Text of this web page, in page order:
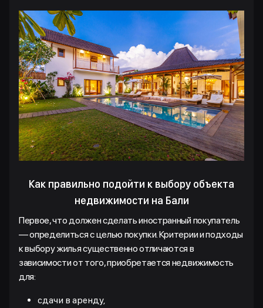
Как правильно подойти к выбору объекта
недвижимости на Бали
Первое, что должен сделать иностранный покупатель
— определиться с целью покупки. Критерии и подходы
к выбору жилья существенно отличаются в
зависимости от того, приобретается недвижимость
для:
сдачи в аренду,